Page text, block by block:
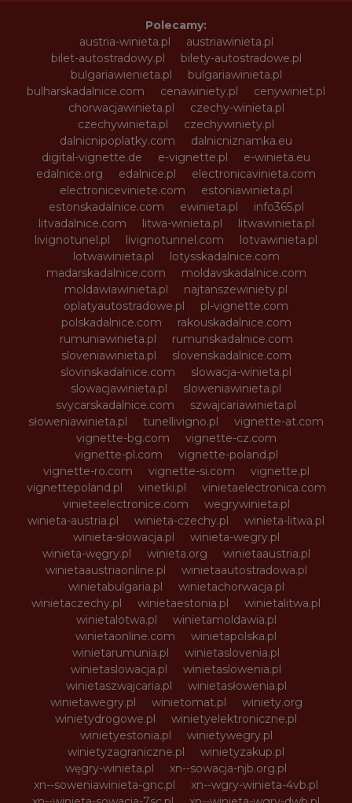
Polecamy:
austria-winieta.pl
austriawinieta.pl
bilet-autostradowy.pl
bilety-autostradowe.pl
bulgariawienieta.pl
bulgariawinieta.pl
bulharskadalnice.com
cenawiniety.pl
cenywiniet.pl
chorwacjawinieta.pl
czechy-winieta.pl
czechywinieta.pl
czechywiniety.pl
dalnicnipoplatky.com
dalnicniznamka.eu
digital-vignette.de
e-vignette.pl
e-winieta.eu
edalnice.org
edalnice.pl
electronicavinieta.com
electroniceviniete.com
estoniawinieta.pl
estonskadalnice.com
ewinieta.pl
info365.pl
litvadalnice.com
litwa-winieta.pl
litwawinieta.pl
livignotunel.pl
livignotunnel.com
lotvawinieta.pl
lotwawinieta.pl
lotysskadalnice.com
madarskadalnice.com
moldavskadalnice.com
moldawiawinieta.pl
najtanszewiniety.pl
oplatyautostradowe.pl
pl-vignette.com
polskadalnice.com
rakouskadalnice.com
rumuniawinieta.pl
rumunskadalnice.com
sloveniawinieta.pl
slovenskadalnice.com
slovinskadalnice.com
slowacja-winieta.pl
slowacjawinieta.pl
sloweniawinieta.pl
svycarskadalnice.com
szwajcariawinieta.pl
słoweniawinieta.pl
tunellivigno.pl
vignette-at.com
vignette-bg.com
vignette-cz.com
vignette-pl.com
vignette-poland.pl
vignette-ro.com
vignette-si.com
vignette.pl
vignettepoland.pl
vinetki.pl
vinietaelectronica.com
vinieteelectronice.com
wegrywinieta.pl
winieta-austria.pl
winieta-czechy.pl
winieta-litwa.pl
winieta-słowacja.pl
winieta-wegry.pl
winieta-węgry.pl
winieta.org
winietaaustria.pl
winietaaustriaonline.pl
winietaautostradowa.pl
winietabulgaria.pl
winietachorwacja.pl
winietaczechy.pl
winietaestonia.pl
winietalitwa.pl
winietalotwa.pl
winietamoldawia.pl
winietaonline.com
winietapolska.pl
winietarumunia.pl
winietaslovenia.pl
winietaslowacja.pl
winietaslowenia.pl
winietaszwajcaria.pl
winietasłowenia.pl
winietawegry.pl
winietomat.pl
winiety.org
winietydrogowe.pl
winietyelektroniczne.pl
winietyestonia.pl
winietywegry.pl
winietyzagraniczne.pl
winietyzakup.pl
węgry-winieta.pl
xn--sowacja-njb.org.pl
xn--soweniawinieta-gnc.pl
xn--wgry-winieta-4vb.pl